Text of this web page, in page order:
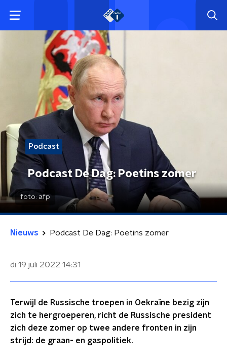
Podcast
Podcast De Dag: Poetins zomer
foto: afp
Nieuws Podcast De Dag: Poetins zomer
di 19 juli 2022 14:31
Terwijl de Russische troepen in Oekraïne bezig zijn
zich te hergroeperen, richt de Russische president
zich deze zomer op twee andere fronten in zijn
strijd: de graan- en gaspolitiek.